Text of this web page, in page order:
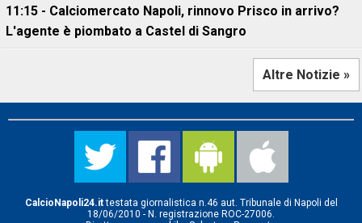
11:15 - Calciomercato Napoli, rinnovo Prisco in arrivo?
L'agente è piombato a Castel di Sangro
Altre Notizie »
CalcioNapoli24.ittestata giornalistica n.46 aut. Tribunale di Napoli del
18/06/2010 - N. registrazione ROC-27006.